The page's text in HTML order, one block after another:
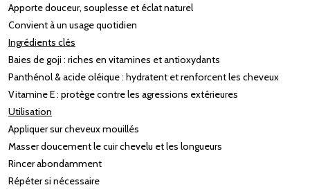
Apporte douceur, souplesse et éclat naturel
Convient à un usage quotidien
Ingrédients clés
Baies de goji : riches en vitamines et antioxydants
Panthénol & acide oléique : hydratent et renforcent les cheveux
Vitamine E : protège contre les agressions extérieures
Utilisation
Appliquer sur cheveux mouillés
Masser doucement le cuir chevelu et les longueurs
Rincer abondamment
Répéter si nécessaire